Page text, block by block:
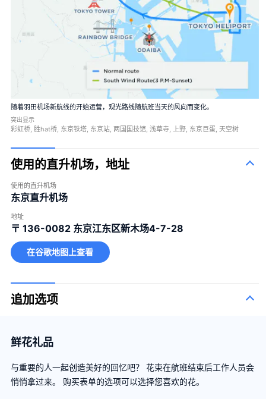
随着羽田机场新航线的开始运营，观光路线随航班当天的风向而变化。
突出显示
彩虹桥, 胜hat桥, 东京铁塔, 东京站, 两国国技馆, 浅草寺, 上野, 东京巨蛋, 天空树
使用的直升机场，地址
使用的直升机场
东京直升机场
地址
〒 136-0082 东京江东区新木场4-7-28
在谷歌地图上查看
追加选项
鲜花礼品
与重要的人一起创造美好的回忆吧？ 花束在航班结束后工作人员会
悄悄拿过来。 购买表单的选项可以选择您喜欢的花。